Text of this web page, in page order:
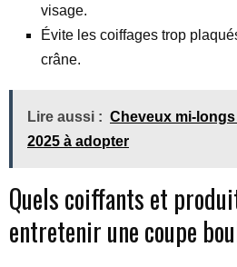
visage.
Évite les coiffages trop
crâne.
Lire aussi : Cheveux mi-
2025 à adopter
Quels coiffants et
entretenir une coupe